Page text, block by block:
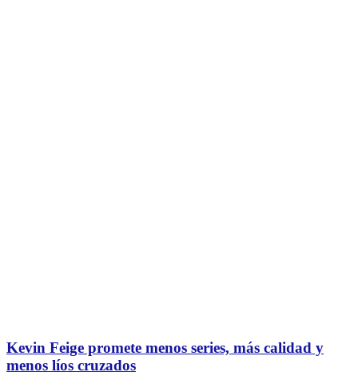
Kevin Feige promete menos series, más calidad y
menos líos cruzados